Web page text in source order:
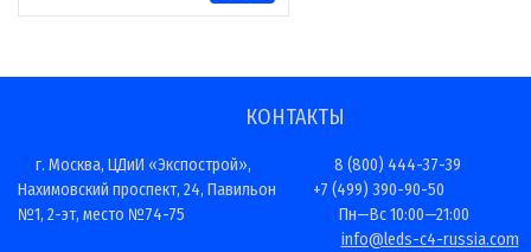
КОНТАКТЫ
г. Москва, ЦДиИ «Экспострой»,
Нахимовский проспект, 24, Павильон
№1, 2-эт, место №74-75
8 (800) 444-37-39
+7 (499) 390-90-50
Пн—Вс 10:00—21:00
info@leds-c4-russia.com